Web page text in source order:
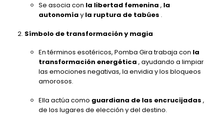
Se asocia con la libertad femenina , la
autonomía y la ruptura de tabúes .
Símbolo de transformación y magia
En términos esotéricos, Pomba Gira trabaja con la
transformación energética , ayudando a limpiar
las emociones negativas, la envidia y los bloqueos
amorosos.
Ella actúa como guardiana de las encrucijadas ,
de los lugares de elección y del destino.